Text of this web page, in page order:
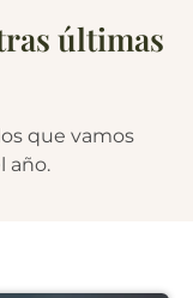
últimas
que vamos
año.